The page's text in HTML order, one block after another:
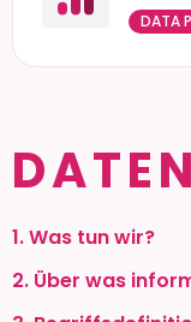
DATA
1. Was tun wir?
2. Über was